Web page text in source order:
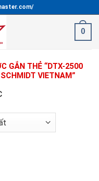
0
GẮN THẺ “DTX-2500
VIETNAM”